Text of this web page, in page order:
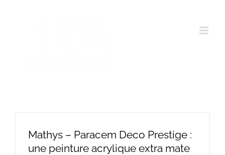
Mathys – Paracem Deco Prestige :
une peinture acrylique extra mate